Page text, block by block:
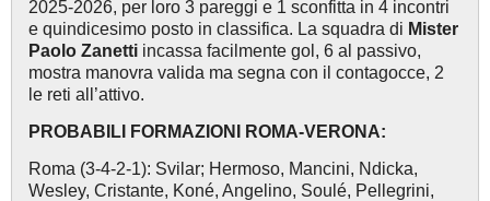
2025-2026, per loro 3 pareggi e 1 sconfitta in 4 incontri
e quindicesimo posto in classifica. La squadra di Mister
Paolo Zanetti incassa facilmente gol, 6 al passivo,
mostra manovra valida ma segna con il contagocce, 2
le reti all’attivo.
PROBABILI FORMAZIONI ROMA-VERONA:
Roma (3-4-2-1): Svilar; Hermoso, Mancini, Ndicka,
Wesley, Cristante, Koné, Angelino, Soulé, Pellegrini,